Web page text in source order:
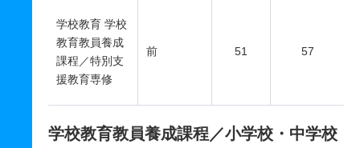
学校教育 学校
教育教員養成
課程／特別支
援教育専修
前 51 57
学校教育教員養成課程／小学校・中学校